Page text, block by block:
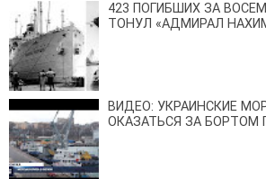
423 ПОГИБШИХ ЗА
ТОНУЛ «АДМИРАЛ
ВИДЕО: УКРАИНСКИЕ
ОКАЗАТЬСЯ ЗА БОРТОМ